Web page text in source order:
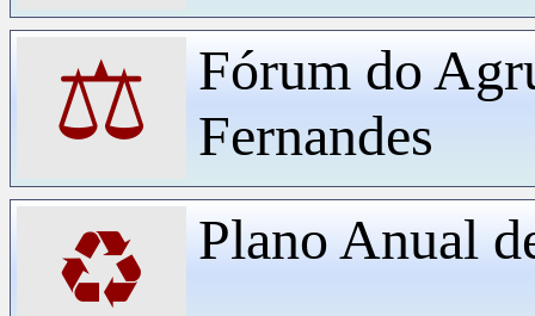
⚖
Fórum do
Fernandes
♻ Plano Anual